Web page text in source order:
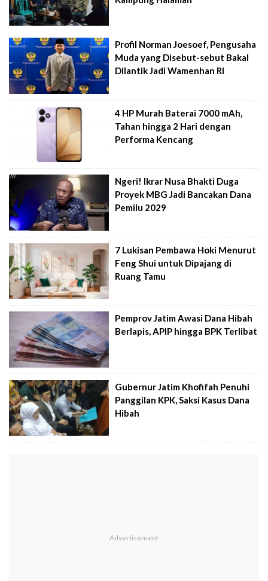
Profil Norman Joesoef, Pengusaha
Muda yang Disebut-sebut Bakal
Dilantik Jadi Wamenhan RI
4 HP Murah Baterai 7000 mAh,
Tahan hingga 2 Hari dengan
Performa Kencang
Ngeri! Ikrar Nusa Bhakti Duga
Proyek MBG Jadi Bancakan Dana
Pemilu 2029
7 Lukisan Pembawa Hoki Menurut
Feng Shui untuk Dipajang di
Ruang Tamu
Pemprov Jatim Awasi Dana Hibah
Berlapis, APIP hingga BPK Terlibat
Gubernur Jatim Khofifah Penuhi
Panggilan KPK, Saksi Kasus Dana
Hibah